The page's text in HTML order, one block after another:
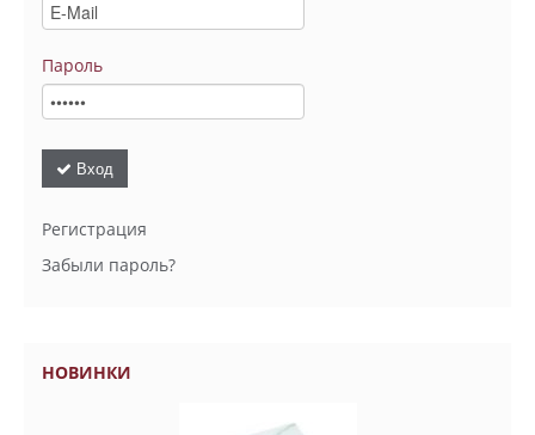
Пароль
Вход
Регистрация
Забыли пароль?
НОВИНКИ